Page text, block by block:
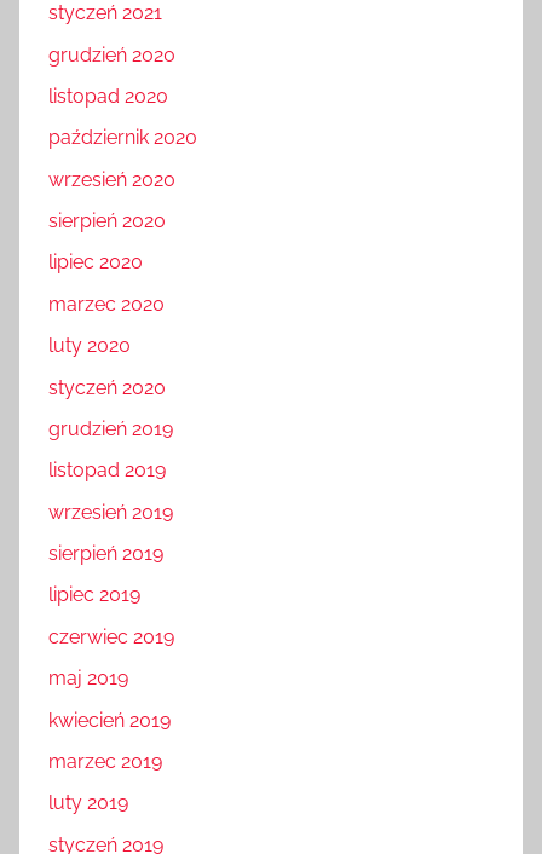
styczeń 2021
grudzień 2020
listopad 2020
październik 2020
wrzesień 2020
sierpień 2020
lipiec 2020
marzec 2020
luty 2020
styczeń 2020
grudzień 2019
listopad 2019
wrzesień 2019
sierpień 2019
lipiec 2019
czerwiec 2019
maj 2019
kwiecień 2019
marzec 2019
luty 2019
styczeń 2019